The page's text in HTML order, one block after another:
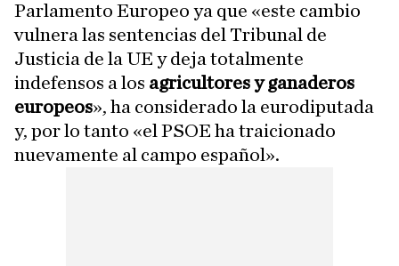
Parlamento Europeo ya que «este cambio
vulnera las sentencias del Tribunal de
Justicia de la UE y deja totalmente
indefensos a los agricultores y ganaderos
europeos», ha considerado la eurodiputada
y, por lo tanto «el PSOE ha traicionado
nuevamente al campo español».